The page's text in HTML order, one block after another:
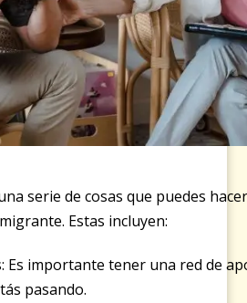
serie de cosas que puedes
Estas incluyen:
importante tener una red de
pasando.